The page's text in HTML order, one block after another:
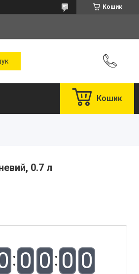
Кошик
Кошик
0.7 л
0 0 0 0